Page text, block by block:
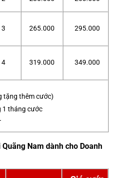
3 265.000 295.000
4 319.000 349.000
tặng thêm cước)
1 tháng cước
Nam dành cho Doanh